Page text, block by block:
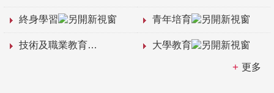
終身學習 青年培育
技術及職業教育 大學教育
更多